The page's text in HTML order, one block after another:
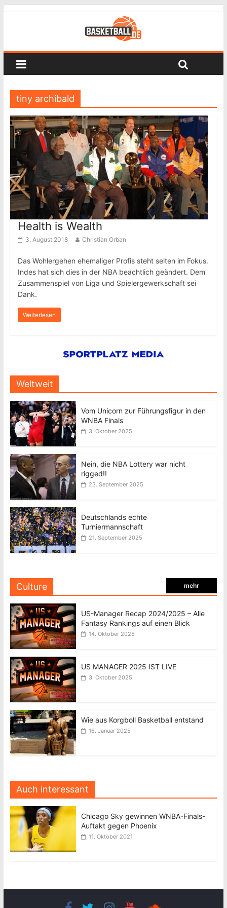
tiny archibald
Health is Wealth
3. August 2018 Christian Orban
Das Wohlergehen ehemaliger Profis steht selten im Fokus.
Indes hat sich dies in der NBA beachtlich geändert. Dem
Zusammenspiel von Liga und Spielergewerkschaft sei
Dank.
Weiterlesen
Weltweit
Vom Unicorn zur Führungsfigur in den
WNBA Finals
3. Oktober 2025
Nein, die NBA Lottery war nicht
rigged!!
23. September 2025
Deutschlands echte
Turniermannschaft
21. September 2025
Culture mehr
US-Manager Recap 2024/2025 – Alle
Fantasy Rankings auf einen Blick
14. Oktober 2025
US MANAGER 2025 IST LIVE
3. Oktober 2025
Wie aus Korgboll Basketball entstand
16. Januar 2025
Auch interessant
Chicago Sky gewinnen WNBA-Finals-
Auftakt gegen Phoenix
11. Oktober 2021